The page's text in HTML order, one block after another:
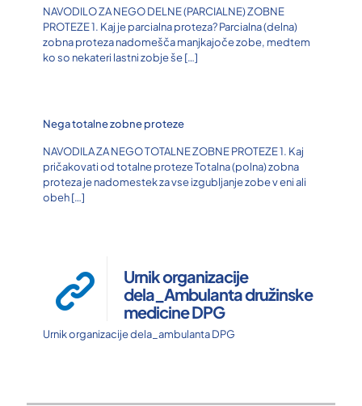
NAVODILO ZA NEGO DELNE (PARCIALNE) ZOBNE
PROTEZE 1. Kaj je parcialna proteza? Parcialna (delna)
zobna proteza nadomešča manjkajoče zobe, medtem
ko so nekateri lastni zobje še[…]
Nega totalne zobne proteze
NAVODILA ZA NEGO TOTALNE ZOBNE PROTEZE 1. Kaj
pričakovati od totalne proteze Totalna (polna) zobna
proteza je nadomestek za vse izgubljanje zobe v eni ali
obeh[…]
Urnik organizacije
dela_Ambulanta družinske
medicine DPG
Urnik organizacije dela_ambulanta DPG